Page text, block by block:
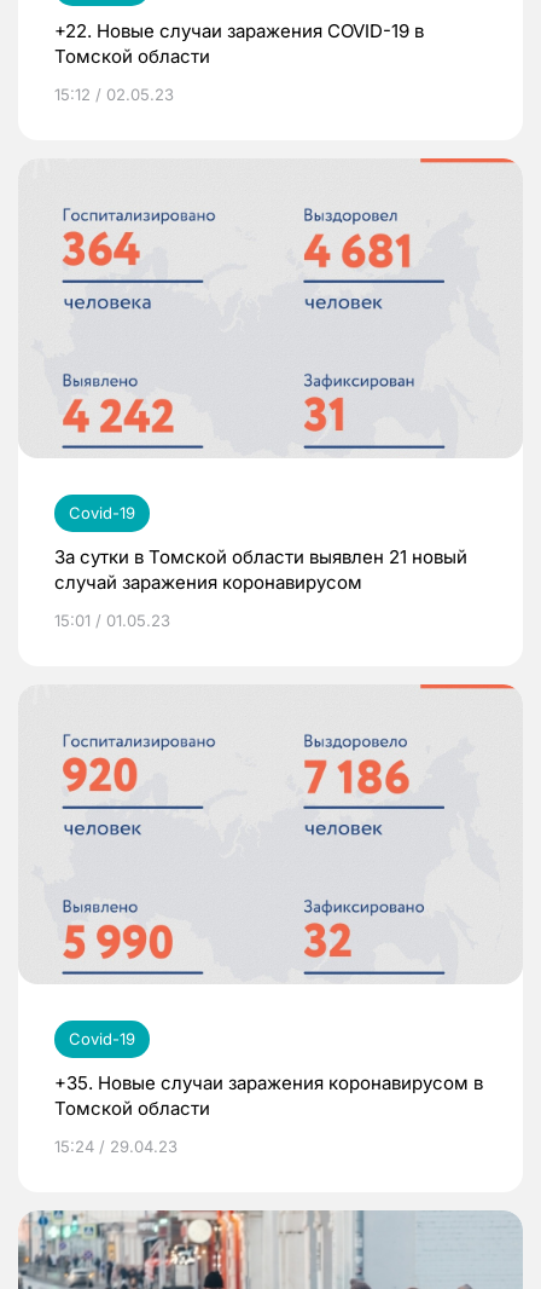
+22. Новые случаи заражения COVID-19 в
Томской области
15:12 / 02.05.23
Covid-19
За сутки в Томской области выявлен 21 новый
случай заражения коронавирусом
15:01 / 01.05.23
Covid-19
+35. Новые случаи заражения коронавирусом в
Томской области
15:24 / 29.04.23